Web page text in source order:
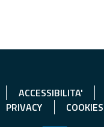
ACCESSIBILITA'
PRIVACY
COOKIES